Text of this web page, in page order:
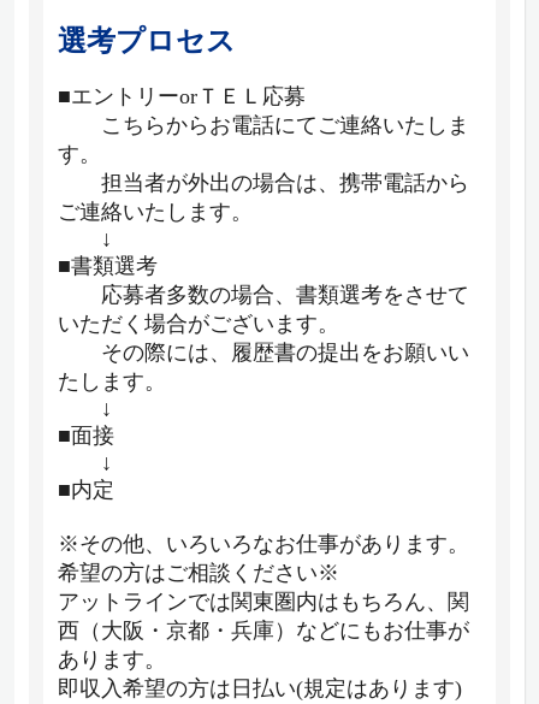
選考プロセス
■エントリーorＴＥＬ応募
こちらからお電話にてご連絡いたしま
す。
担当者が外出の場合は、携帯電話から
ご連絡いたします。
↓
■書類選考
応募者多数の場合、書類選考をさせて
いただく場合がございます。
その際には、履歴書の提出をお願いい
たします。
↓
■面接
↓
■内定
※その他、いろいろなお仕事があります。
希望の方はご相談ください※
アットラインでは関東圏内はもちろん、関
西（大阪・京都・兵庫）などにもお仕事が
あります。
即収入希望の方は日払い(規定はあります)